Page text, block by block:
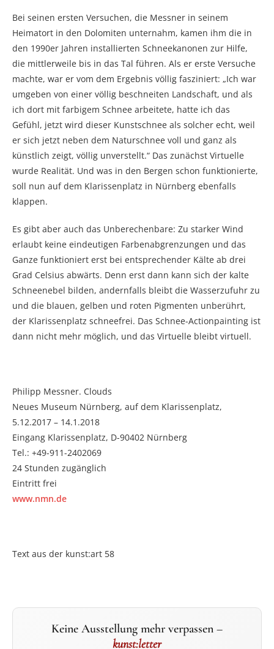
Bei seinen ersten Versuchen, die Messner in seinem
Heimatort in den Dolomiten unternahm, kamen ihm die in
den 1990er Jahren installierten Schneekanonen zur Hilfe,
die mittlerweile bis in das Tal führen. Als er erste Versuche
machte, war er vom dem Ergebnis völlig fasziniert: „Ich war
umgeben von einer völlig beschneiten Landschaft, und als
ich dort mit farbigem Schnee arbeitete, hatte ich das
Gefühl, jetzt wird dieser Kunstschnee als solcher echt, weil
er sich jetzt neben dem Naturschnee voll und ganz als
künstlich zeigt, völlig unverstellt.“ Das zunächst Virtuelle
wurde Realität. Und was in den Bergen schon funktionierte,
soll nun auf dem Klarissenplatz in Nürnberg ebenfalls
klappen.
Es gibt aber auch das Unberechenbare: Zu starker Wind
erlaubt keine eindeutigen Farbenabgrenzungen und das
Ganze funktioniert erst bei entsprechender Kälte ab drei
Grad Celsius abwärts. Denn erst dann kann sich der kalte
Schneenebel bilden, andernfalls bleibt die Wasserzufuhr zu
und die blauen, gelben und roten Pigmenten unberührt,
der Klarissenplatz schneefrei. Das Schnee-Actionpainting ist
dann nicht mehr möglich, und das Virtuelle bleibt virtuell.
Philipp Messner. Clouds
Neues Museum Nürnberg, auf dem Klarissenplatz,
5.12.2017 – 14.1.2018
Eingang Klarissenplatz, D-90402 Nürnberg
Tel.: +49-911-2402069
24 Stunden zugänglich
Eintritt frei
www.nmn.de
Text aus der kunst:art 58
Keine Ausstellung mehr verpassen –
kunst:letter